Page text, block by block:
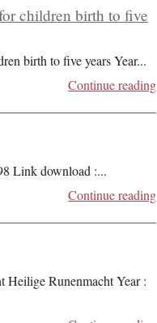
children birth to five
birth to five years Year...
Continue reading
Link download :...
Continue reading
Runenmacht Year :